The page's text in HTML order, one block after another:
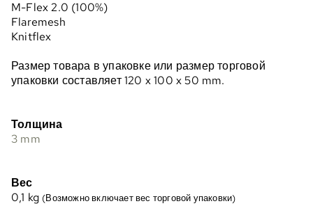
M-Flex 2.0 (100%)
Flaremesh
Knitflex
Размер товара в упаковке или размер торговой
упаковки составляет 120 x 100 x 50 mm.
Толщина
3 mm
Вес
0,1 kg (Возможно включает вес торговой упаковки)